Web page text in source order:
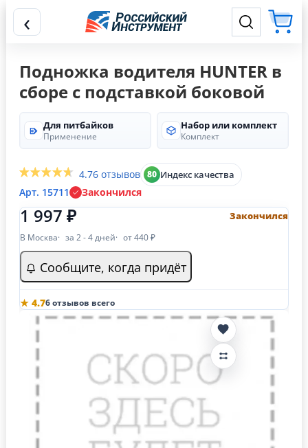
‹
Подножка водителя HUNTER в
сборе с подставкой боковой
Для питбайков
Применение
Набор или комплект
Комплект
4.76 отзывов 80 Индекс качества
Арт. 15711 Закончился
1 997 ₽ Закончился
В Москва за 2 - 4 дней от 440 ₽
Сообщите, когда придёт
★ 4.76 отзывов всего